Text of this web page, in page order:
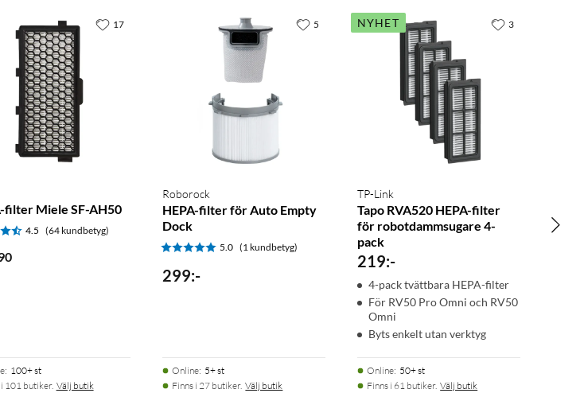
filter Miele SF-AH50
4.5 (64 kundbetyg)
: 100+ st
i 101 butiker. Välj butik
17
Roborock
HEPA-filter för Auto Empty
Dock
5.0 (1 kundbetyg)
299:-
Online: 5+ st
Finns i 27 butiker. Välj butik
5 NYHET
TP-Link
Tapo RVA520 HEPA-filter
för robotdammsugare 4-
pack
219:-
4-pack tvättbara HEPA-filter
För RV50 Pro Omni och RV50
Omni
Byts enkelt utan verktyg
Online: 50+ st
Finns i 61 butiker. Välj butik
3